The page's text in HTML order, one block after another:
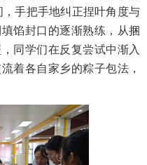
手把手地纠正捏叶角度与
馅封口的逐渐熟练，从捆
同学们在反复尝试中渐入
着各自家乡的粽子包法，